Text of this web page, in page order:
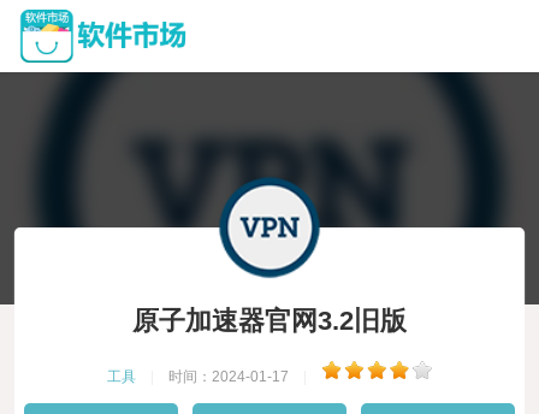
原子加速器官网3.2旧版
工具 时间：2024-01-17